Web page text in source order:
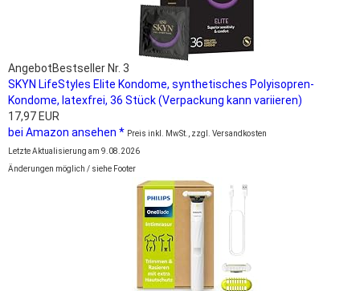
AngebotBestseller Nr. 3
SKYN LifeStyles Elite Kondome, synthetisches Polyisopren-
Kondome, latexfrei, 36 Stück (Verpackung kann variieren)
17,97 EUR
bei Amazon ansehen * Preis inkl. MwSt., zzgl. Versandkosten
Letzte Aktualisierung am 9.08.2026
Änderungen möglich / siehe Footer